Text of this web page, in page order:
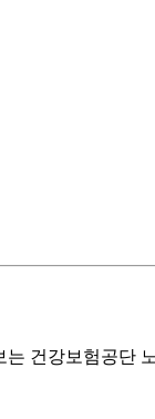
건강보험공단